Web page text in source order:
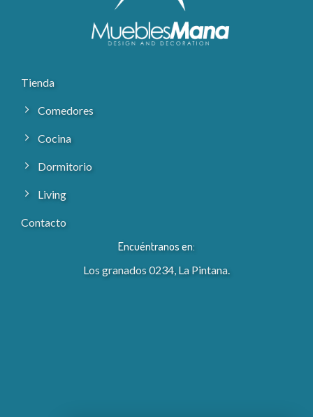
Tienda
Comedores
Cocina
Dormitorio
Living
Contacto
Encuéntranos en:
Los granados 0234, La Pintana.